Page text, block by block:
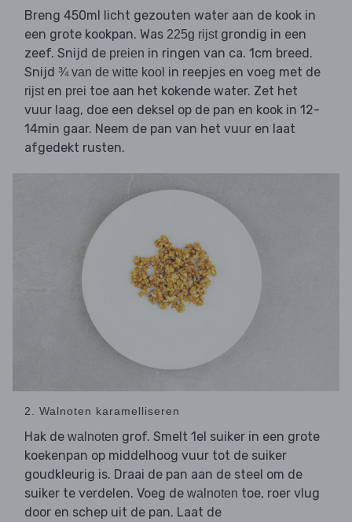
Breng 450ml licht gezouten water aan de kook in
een grote kookpan. Was 225g rijst grondig in een
zeef. Snijd de preien in ringen van ca. 1cm breed.
Snijd ¾ van de witte kool in reepjes en voeg met de
rijst en prei toe aan het kokende water. Zet het
vuur laag, doe een deksel op de pan en kook in 12-
14min gaar. Neem de pan van het vuur en laat
afgedekt rusten.
2. Walnoten karamelliseren
Hak de walnoten grof. Smelt 1el suiker in een grote
koekenpan op middelhoog vuur tot de suiker
goudkleurig is. Draai de pan aan de steel om de
suiker te verdelen. Voeg de walnoten toe, roer vlug
door en schep uit de pan. Laat de